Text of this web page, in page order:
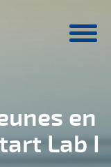
en
Lab I